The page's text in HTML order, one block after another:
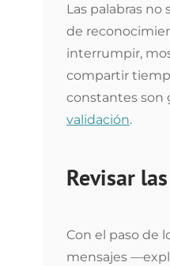
Las palabras no
de
interrumpir,
compartir
constantes son
validación.
Revisar
Con el paso de
mensajes